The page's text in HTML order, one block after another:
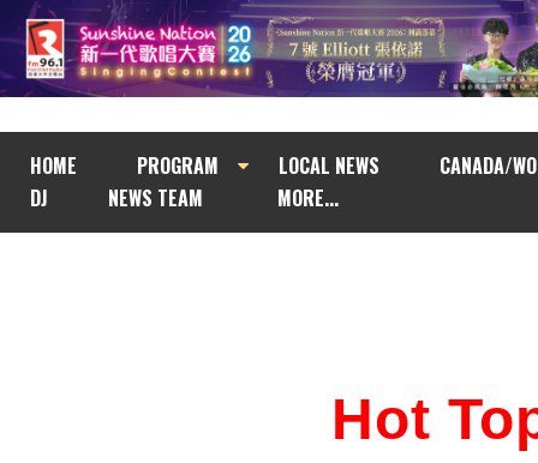
HOME PROGRAM LOCAL NEWS
CANADA/
DJ
NEWS TEAM MORE...
Hot